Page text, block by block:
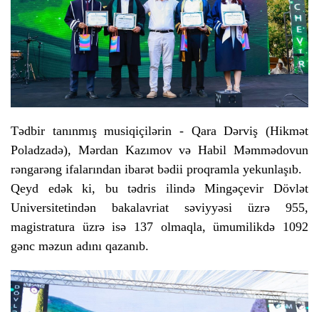
Tədbir tanınmış musiqiçilərin - Qara Dərviş (Hikmət
Poladzadə), Mərdan Kazımov və Habil Məmmədovun
rəngarəng ifalarından ibarət bədii proqramla yekunlaşıb.
Qeyd edək ki, bu tədris ilində Mingəçevir Dövlət
Universitetindən bakalavriat səviyyəsi üzrə 955,
magistratura üzrə isə 137 olmaqla, ümumilikdə 1092
gənc məzun adını qazanıb.